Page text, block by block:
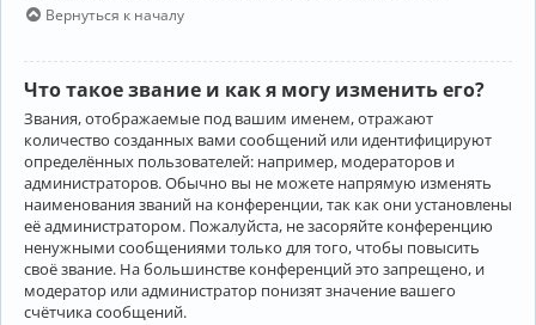
Вернуться к началу
Что такое звание и как я могу изменить его?
Звания, отображаемые под вашим именем, отражают
количество созданных вами сообщений или идентифицируют
определённых пользователей: например, модераторов и
администраторов. Обычно вы не можете напрямую изменять
наименования званий на конференции, так как они установлены
её администратором. Пожалуйста, не засоряйте конференцию
ненужными сообщениями только для того, чтобы повысить
своё звание. На большинстве конференций это запрещено, и
модератор или администратор понизят значение вашего
счётчика сообщений.